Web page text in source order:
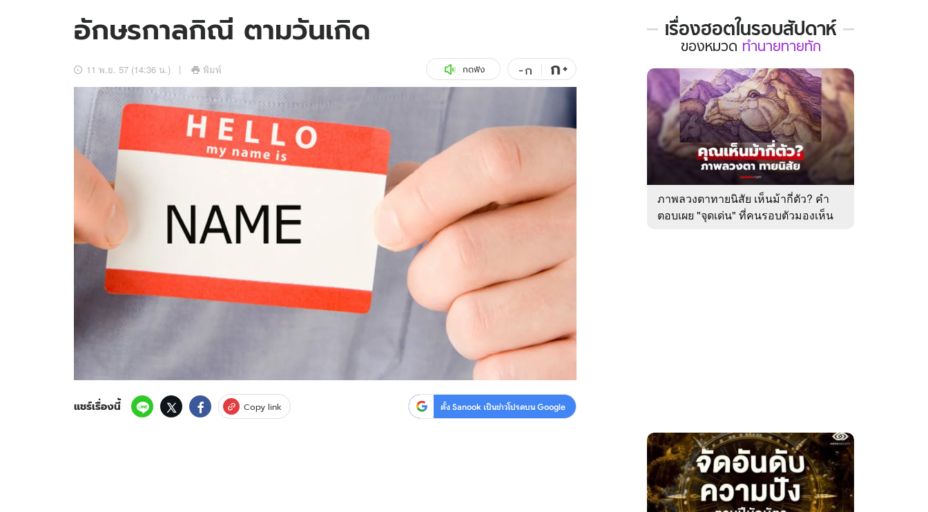
ข่าวบันเทิง
อัปเดตจีน
เช็กข่าวชัวร์
สถิติหวยไทย
รถยนต์
Tasteful Thailand
Sanook Choice
คลิป
พอดแคสต์
WeTV
ดาวน์โหลดสนุกแอปฟรี ติดตามสนุกโซเชียลได้ที่
สงวนลิขสิทธิ์ © บริษัท อิมเมจ ฟิวเจอร์ (ประเทศไทย) จำกัด
อักษรกาลกิณี ตามวันเกิด
11 พ.ย. 57 (14:36 น.) พิมพ์ กดฟัง -ก ก+
แชร์เรื่องนี้ Copy link ตั้ง Sanook เป็นข่าวโปรดบน Google
เรื่องฮอตในรอบสัปดาห์
เรื่อง
ใน
รอบ
สัปดาห์
ของ
หมวด
ทำนาย
ทาย
ของหมวด ทำนายทายทัก
ภาพลวงตาทายนิสัย เห็นม้ากี่ตัว? คำ
ตอบเผย "จุดเด่น" ที่คนรอบตัวมองเห็น